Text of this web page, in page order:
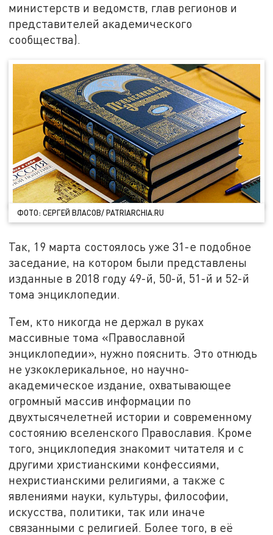
министерств и ведомств, глав регионов и
представителей академического
сообщества).
ФОТО: СЕРГЕЙ ВЛАСОВ/ PATRIARCHIA.RU
Так, 19 марта состоялось уже 31-е подобное
заседание, на котором были представлены
изданные в 2018 году 49-й, 50-й, 51-й и 52-й
тома энциклопедии.
Тем, кто никогда не держал в руках
массивные тома «Православной
энциклопедии», нужно пояснить. Это отнюдь
не узкоклерикальное, но научно-
академическое издание, охватывающее
огромный массив информации по
двухтысячелетней истории и современному
состоянию вселенского Православия. Кроме
того, энциклопедия знакомит читателя и с
другими христианскими конфессиями,
нехристианскими религиями, а также с
явлениями науки, культуры, философии,
искусства, политики, так или иначе
связанными с религией. Более того, в её